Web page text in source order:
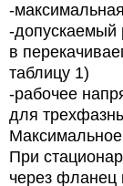
-
-допускаемый
в
таблицу 1)
-рабочее
для
Максимальное
При
через фланец